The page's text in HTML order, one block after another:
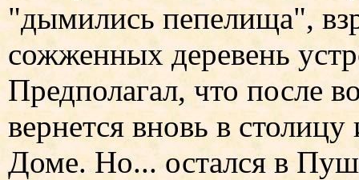
"дымились пепелища",
сожженных деревень
Предполагал, что после
вернется вновь в
Доме. Но... остался в